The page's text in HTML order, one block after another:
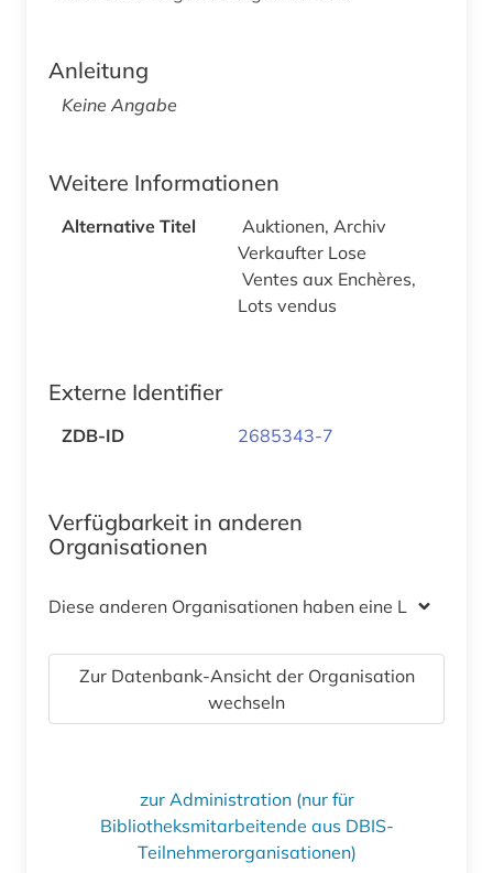
Anleitung
Keine Angabe
Weitere Informationen
Alternative Titel
Auktionen, Archiv
Verkaufter Lose
Ventes aux Enchères,
Lots vendus
Externe Identifier
ZDB-ID 2685343-7
Verfügbarkeit in anderen
Organisationen
Diese anderen Organisationen haben eine Lizenz
Zur Datenbank-Ansicht der Organisation
wechseln
zur Administration (nur für
Bibliotheksmitarbeitende aus DBIS-
Teilnehmerorganisationen)